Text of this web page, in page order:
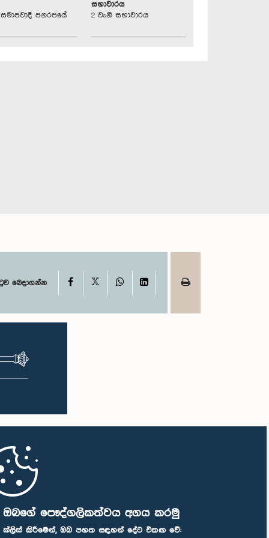
ඔබගේ පෞද්ගලිකත්වය අගය කරමු
ක්ලික් කිරීමෙන්, ඔබ පහත සඳහන් දේට එකඟ වේ:
සමාජවාදී ජනරජයේ
සභාවාරය
2 වැනි සභාවාරය
බෙදාගන්න Facebook WhatsAppLinkedIn